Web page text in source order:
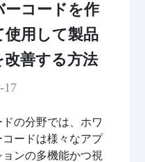
ーコードを作
使用して製品
改善する方法
17
の分野では、ホワ
コードは様々なアプ
ョンの多機能かつ視